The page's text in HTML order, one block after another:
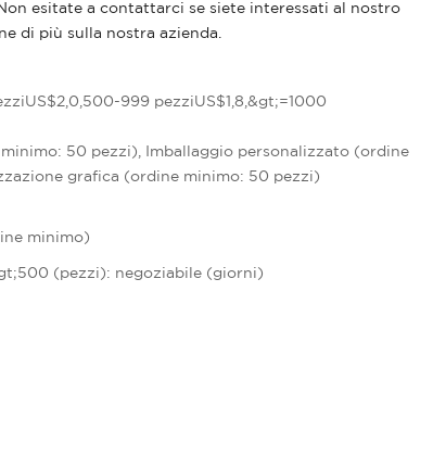
esitate a contattarci se siete interessati al nostro
di più sulla nostra azienda.
999 pezziUS$1,8,&gt;=1000
50 pezzi), Imballaggio personalizzato (ordine
grafica (ordine minimo: 50 pezzi)
minimo)
(pezzi): negoziabile (giorni)